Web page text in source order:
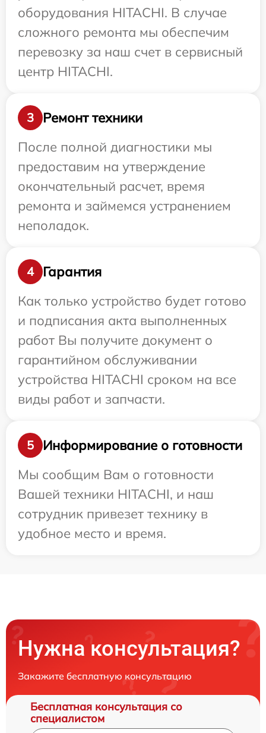
оборудования HITACHI. В случае
сложного ремонта мы обеспечим
перевозку за наш счет в сервисный
центр HITACHI.
3
Ремонт техники
После полной диагностики мы
предоставим на утверждение
окончательный расчет, время
ремонта и займемся устранением
неполадок.
4
Гарантия
Как только устройство будет готово
и подписания акта выполненных
работ Вы получите документ о
гарантийном обслуживании
устройства HITACHI сроком на все
виды работ и запчасти.
5
Информирование о готовности
Мы сообщим Вам о готовности
Вашей техники HITACHI, и наш
сотрудник привезет технику в
удобное место и время.
Нужна консультация?
Закажите бесплатную консультацию
Бесплатная консультация со
специалистом